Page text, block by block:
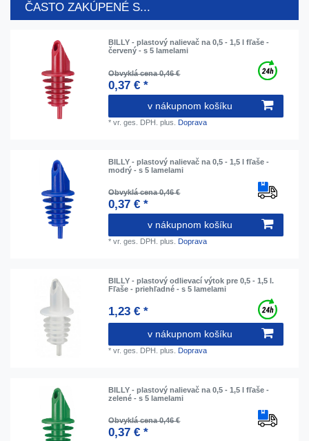
ČASTO ZAKÚPENÉ S...
BILLY - plastový nalievač na 0,5 - 1,5 l fľaše -
červený - s 5 lamelami
Obvyklá cena 0,46 €
0,37 € *
v nákupnom košíku
*vr. ges. DPH. plus. Doprava
BILLY - plastový nalievač na 0,5 - 1,5 l fľaše -
modrý - s 5 lamelami
Obvyklá cena 0,46 €
0,37 € *
v nákupnom košíku
*vr. ges. DPH. plus. Doprava
BILLY - plastový odlievací výtok pre 0,5 - 1,5 l.
Fľaše - priehľadné - s 5 lamelami
1,23 € *
v nákupnom košíku
*vr. ges. DPH. plus. Doprava
BILLY - plastový nalievač na 0,5 - 1,5 l fľaše -
zelené - s 5 lamelami
Obvyklá cena 0,46 €
0,37 € *